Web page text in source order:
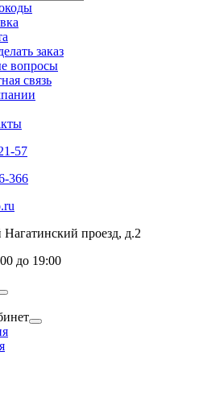
заказ
вопросы
связь
57
366
Нагатинский проезд, д.2
до 19:00